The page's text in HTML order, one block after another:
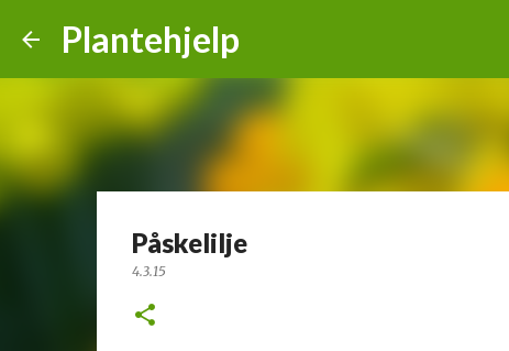
Plantehjelp
Påskelilje
4.3.15